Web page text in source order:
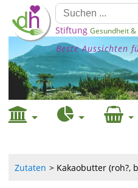
Stiftung Gesundheit
Beste Aussichten
Zutaten Kakaobutter (roh?,